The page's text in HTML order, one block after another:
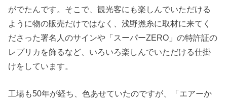
がでたんです。そこで、観光客にも楽しんでいただける
ように物の販売だけではなく、浅野撚糸に取材に来てく
ださった署名人のサインや「スーパーZERO」の特許証の
レプリカを飾るなど、いろいろ楽しんでいただける仕掛
けをしています。
工場も50年が経ち、色あせていたのですが、「エアーか